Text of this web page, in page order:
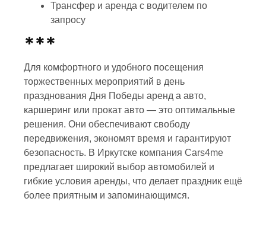
Трансфер и аренда с водителем по
запросу
***
Для комфортного и удобного посещения
торжественных мероприятий в день
празднования Дня Победы аренд а авто,
каршеринг или прокат авто — это оптимальные
решения. Они обеспечивают свободу
передвижения, экономят время и гарантируют
безопасность. В Иркутске компания Cars4me
предлагает широкий выбор автомобилей и
гибкие условия аренды, что делает праздник ещё
более приятным и запоминающимся.